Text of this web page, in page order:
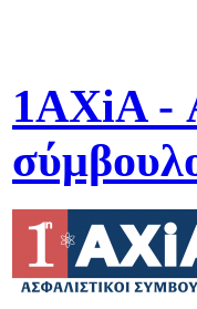
1AXiA -